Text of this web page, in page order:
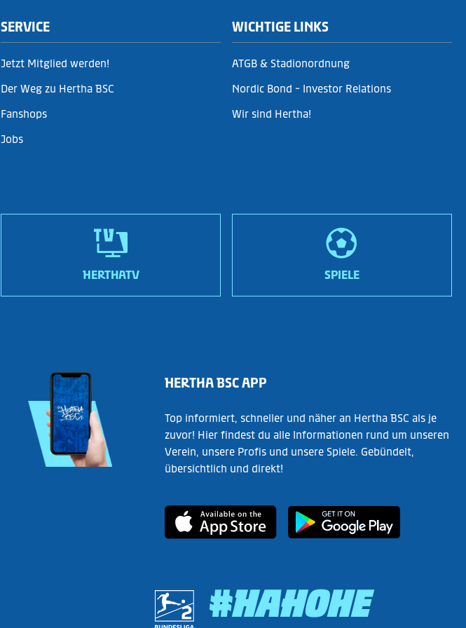
SERVICE
Jetzt Mitglied werden!
Der Weg zu Hertha BSC
Fanshops
Jobs
WICHTIGE LINKS
ATGB & Stadionordnung
Nordic Bond - Investor Relations
Wir sind Hertha!
HERTHATV SPIELE
HERTHA BSC APP
Top informiert, schneller und näher an Hertha BSC als je
zuvor! Hier findest du alle Informationen rund um unseren
Verein, unsere Profis und unsere Spiele. Gebündelt,
übersichtlich und direkt!
#HAHOHE